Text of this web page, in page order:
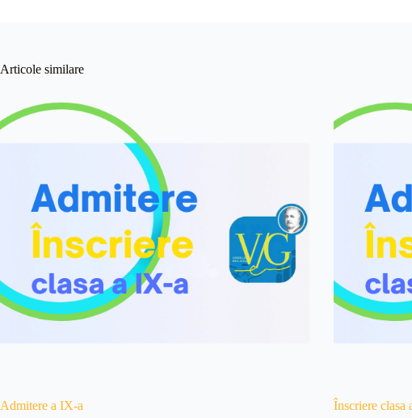
Articole similare
Admitere a IX-a Înscriere clasa